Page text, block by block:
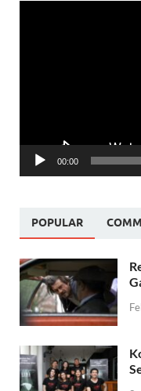
00:00
POPULAR